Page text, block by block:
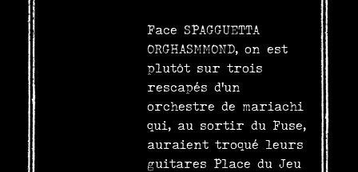
Face SPAGGUETTA
ORGHASMMOND, on est
plutôt sur trois
rescapés d’un
orchestre de mariachi
qui, au sortir du Fuse,
auraient troqué leurs
guitares Place du Jeu